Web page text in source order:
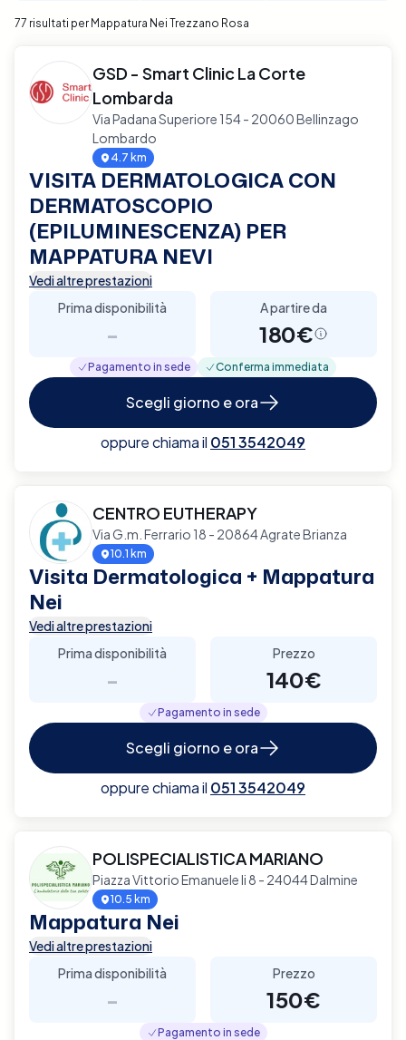
77 risultati per Mappatura Nei Trezzano Rosa
GSD - Smart Clinic La Corte
Lombarda
Via Padana Superiore 154 - 20060 Bellinzago
Lombardo
4.7 km
VISITA DERMATOLOGICA CON
DERMATOSCOPIO
(EPILUMINESCENZA) PER
MAPPATURA NEVI
Vedi altre prestazioni
Prima disponibilità
-
A partire da
180€
Pagamento in sede Conferma immediata
Scegli giorno e ora
oppure chiama il 051 3542049
CENTRO EUTHERAPY
Via G.m. Ferrario 18 - 20864 Agrate Brianza
10.1 km
Visita Dermatologica + Mappatura
Nei
Vedi altre prestazioni
Prima disponibilità
-
Prezzo
140€
Pagamento in sede
Scegli giorno e ora
oppure chiama il 051 3542049
POLISPECIALISTICA MARIANO
Piazza Vittorio Emanuele Ii 8 - 24044 Dalmine
10.5 km
Mappatura Nei
Vedi altre prestazioni
Prima disponibilità
-
Prezzo
150€
Pagamento in sede